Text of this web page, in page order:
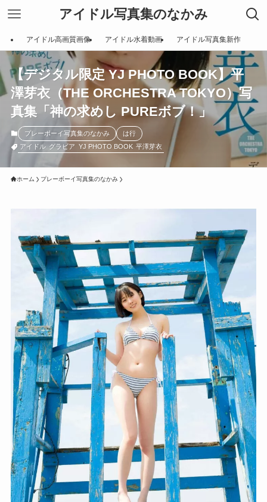
アイドル写真集のなかみ
アイドル高画質画像 アイドル水着動画 アイドル写真集新作
【デジタル限定 YJ PHOTO BOOK】平
澤芽衣（THE ORCHESTRA TOKYO）写
真集「神の求めし PUREボブ！」
プレーボーイ写真集のなかみ
は行
アイドル グラビア YJ PHOTO BOOK 平澤芽衣
ホーム プレーボーイ写真集のなかみ